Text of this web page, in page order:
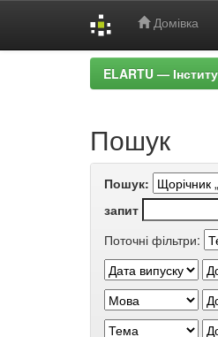
Домівка
ELARTU —
Пошук
Пошук:
запит
Поточні фільтри: